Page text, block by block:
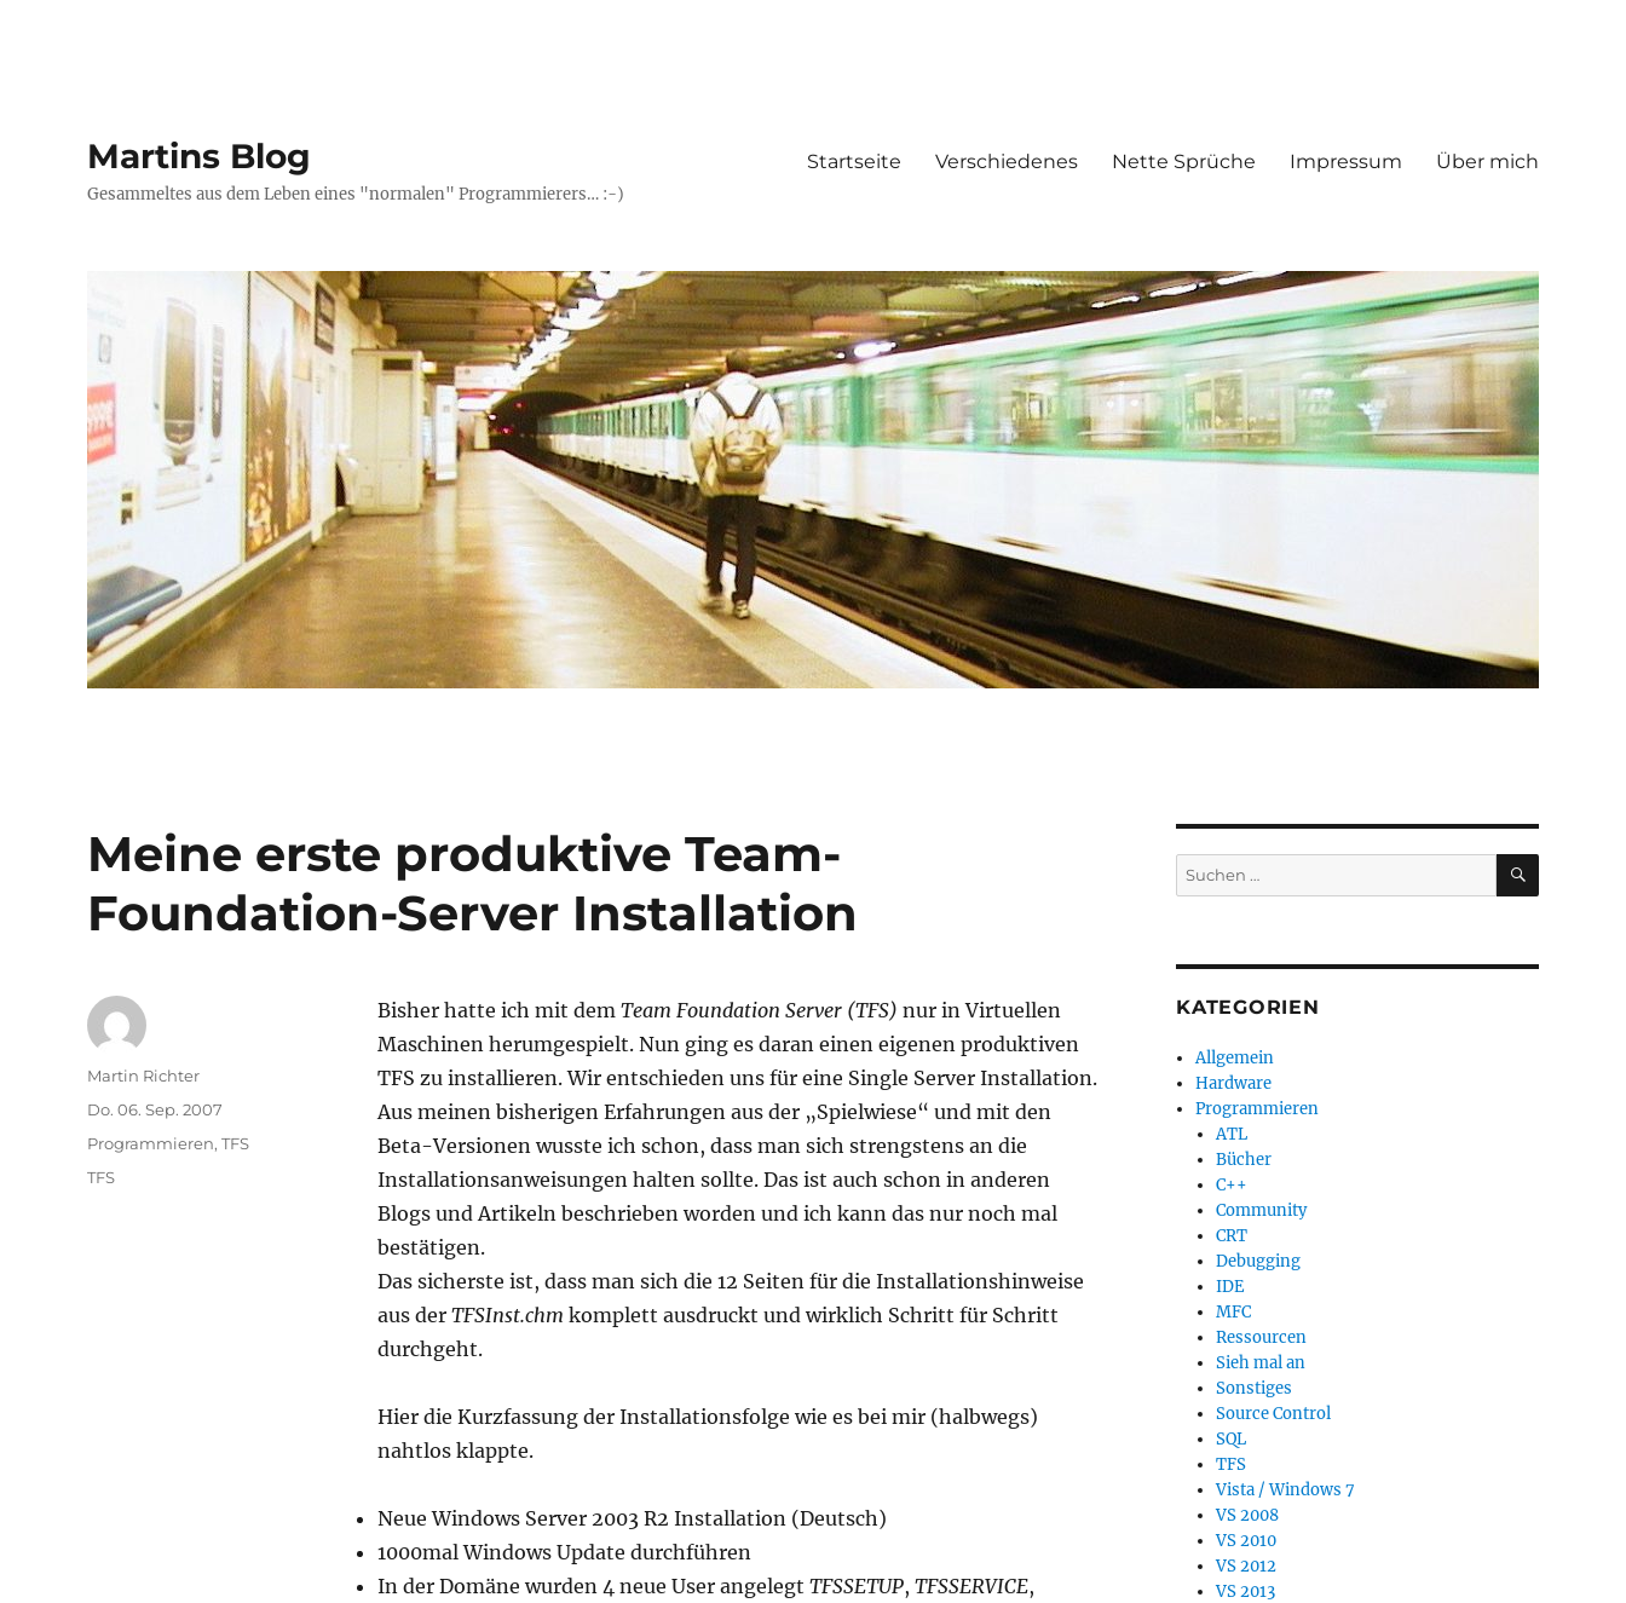
Martins Blog
Gesammeltes aus dem Leben eines "normalen" Programmierers… :-)
Startseite Verschiedenes Nette Sprüche Impressum Über mich
Meine erste produktive Team-
Foundation-Server Installation
Bisher hatte ich mit dem Team Foundation Server (TFS) nur in Virtuellen
Maschinen herumgespielt. Nun ging es daran einen eigenen produktiven
TFS zu installieren. Wir entschieden uns für eine Single Server Installation.
Aus meinen bisherigen Erfahrungen aus der „Spielwiese“ und mit den
Beta-Versionen wusste ich schon, dass man sich strengstens an die
Installationsanweisungen halten sollte. Das ist auch schon in anderen
Blogs und Artikeln beschrieben worden und ich kann das nur noch mal
bestätigen.
Das sicherste ist, dass man sich die 12 Seiten für die Installationshinweise
aus der TFSInst.chm komplett ausdruckt und wirklich Schritt für Schritt
durchgeht.
Hier die Kurzfassung der Installationsfolge wie es bei mir (halbwegs)
nahtlos klappte.
Neue Windows Server 2003 R2 Installation (Deutsch)
1000mal Windows Update durchführen
In der Domäne wurden 4 neue User angelegt TFSSETUP, TFSSERVICE,
Autor
Martin Richter
Veröffentlicht
Do. 06. Sep. 2007
Kategorien
Programmieren, TFS
Schlagwörter
TFS
Suchen
nach:
SUCHEN
KATEGORIEN
Allgemein
Hardware
Programmieren
ATL
Bücher
C++
Community
CRT
Debugging
IDE
MFC
Ressourcen
Sieh mal an
Sonstiges
Source Control
SQL
TFS
Vista / Windows 7
VS 2008
VS 2010
VS 2012
VS 2013